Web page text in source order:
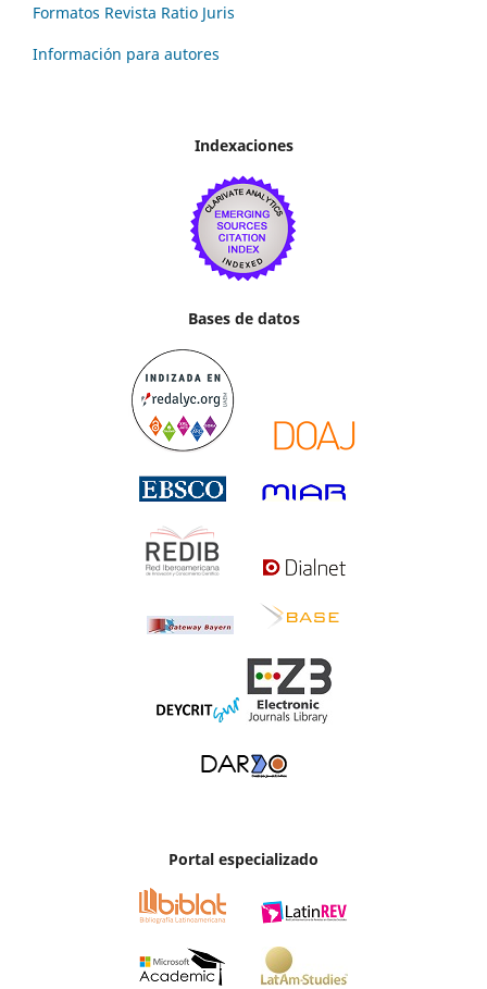
Formatos Revista Ratio Juris
Información para autores
Indexaciones
Bases de datos
Portal especializado